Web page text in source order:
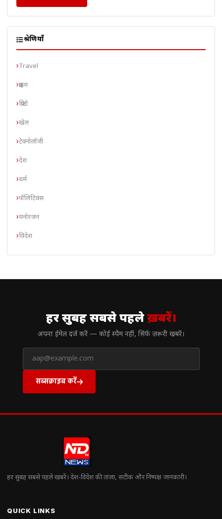
श्रेणियाँ
Travel
क्राइम
क्रिप्टो
खेल
टेक्नोलॉजी
देश
धर्म
पॉलिटिक्स
मनोरंजन
विदेश
हर सुबह सबसे पहलेख़बरें।
अपना ईमेल दर्ज करें — कोई स्पैम नहीं, सिर्फ ज़रूरी खबरें।
सब्सक्राइब करें
हर सुबह सबसे पहले खबरें। देश-विदेश की ताज़ा, सटीक और निष्पक्ष जानकारी।
QUICK LINKS